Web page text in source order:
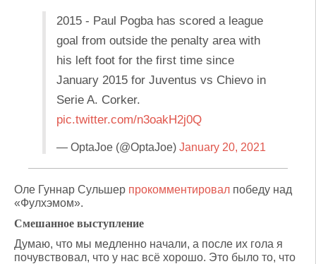
2015 - Paul Pogba has scored a league
goal from outside the penalty area with
his left foot for the first time since
January 2015 for Juventus vs Chievo in
Serie A. Corker.
pic.twitter.com/n3oakH2j0Q
— OptaJoe (@OptaJoe) January 20, 2021
Оле Гуннар Сульшер прокомментировал победу над
«Фулхэмом».
Смешанное выступление
Думаю, что мы медленно начали, а после их гола я
почувствовал, что у нас всё хорошо. Это было то, что